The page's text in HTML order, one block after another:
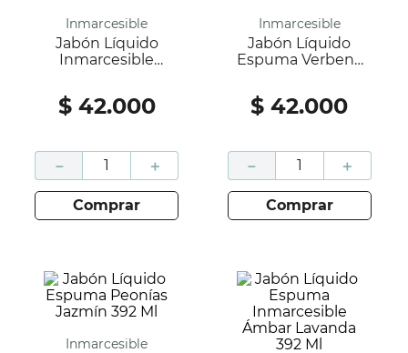
Inmarcesible
Jabón Líquido
Inmarcesible
Vetiver 392 Ml
$ 42.000
＋
－
comprar
Inmarcesible
Jabón Líquido
Espuma Verbena
$ 42.000
＋
－
comprar
Inmarcesible